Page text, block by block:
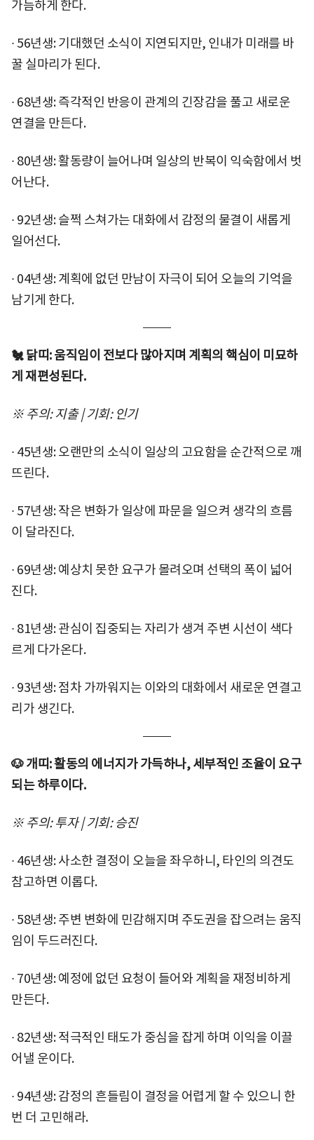
가늠하게 한다.
∙ 56년생: 기대했던 소식이 지연되지만, 인내가 미래를 바
꿀 실마리가 된다.
∙ 68년생: 즉각적인 반응이 관계의 긴장감을 풀고 새로운
연결을 만든다.
∙ 80년생: 활동량이 늘어나며 일상의 반복이 익숙함에서 벗
어난다.
∙ 92년생: 슬쩍 스쳐가는 대화에서 감정의 물결이 새롭게
일어선다.
∙ 04년생: 계획에 없던 만남이 자극이 되어 오늘의 기억을
남기게 한다.
🐔 닭띠: 움직임이 전보다 많아지며 계획의 핵심이 미묘하
게 재편성된다.
※ 주의: 지출 | 기회: 인기
∙ 45년생: 오랜만의 소식이 일상의 고요함을 순간적으로 깨
뜨린다.
∙ 57년생: 작은 변화가 일상에 파문을 일으켜 생각의 흐름
이 달라진다.
∙ 69년생: 예상치 못한 요구가 몰려오며 선택의 폭이 넓어
진다.
∙ 81년생: 관심이 집중되는 자리가 생겨 주변 시선이 색다
르게 다가온다.
∙ 93년생: 점차 가까워지는 이와의 대화에서 새로운 연결고
리가 생긴다.
🐶 개띠: 활동의 에너지가 가득하나, 세부적인 조율이 요구
되는 하루이다.
※ 주의: 투자 | 기회: 승진
∙ 46년생: 사소한 결정이 오늘을 좌우하니, 타인의 의견도
참고하면 이롭다.
∙ 58년생: 주변 변화에 민감해지며 주도권을 잡으려는 움직
임이 두드러진다.
∙ 70년생: 예정에 없던 요청이 들어와 계획을 재정비하게
만든다.
∙ 82년생: 적극적인 태도가 중심을 잡게 하며 이익을 이끌
어낼 운이다.
∙ 94년생: 감정의 흔들림이 결정을 어렵게 할 수 있으니 한
번 더 고민해라.